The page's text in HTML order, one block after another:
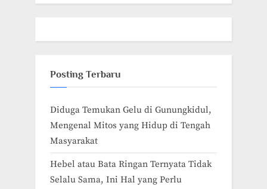
Posting Terbaru
Diduga Temukan Gelu di Gunungkidul,
Mengenal Mitos yang Hidup di Tengah
Masyarakat
Hebel atau Bata Ringan Ternyata Tidak
Selalu Sama, Ini Hal yang Perlu